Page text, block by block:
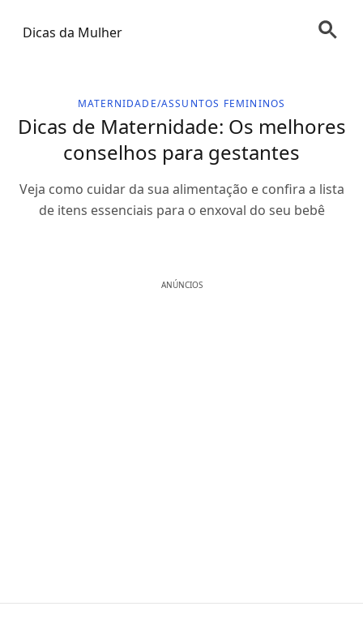
Dicas da Mulher
MATERNIDADE/ASSUNTOS FEMININOS
Dicas de Maternidade: Os melhores
conselhos para gestantes
Veja como cuidar da sua alimentação e confira a lista
de itens essenciais para o enxoval do seu bebê
ANÚNCIOS